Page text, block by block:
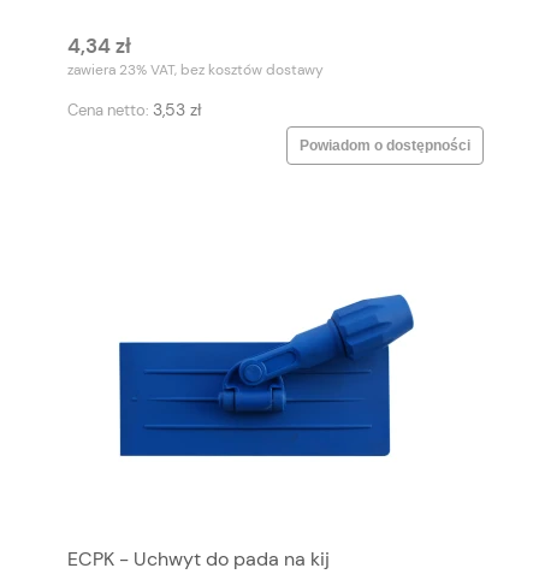
4,34 zł
zawiera 23% VAT, bez kosztów dostawy
Cena netto: 3,53 zł
Powiadom o dostępności
ECPK - Uchwyt do pada na kij